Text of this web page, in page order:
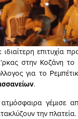
ιδιαίτερη επιτυχία
στην Κοζάνη το
για το
.
γέμισε
την πλατεία.